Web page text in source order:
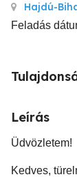
Hajdú-
Feladás
Leírás
Üdvözletem!
Kedves,